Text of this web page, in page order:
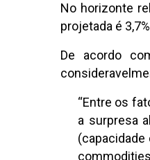
No horizonte
projetada é
De acordo
“Entre os
a surpresa
(capacidade